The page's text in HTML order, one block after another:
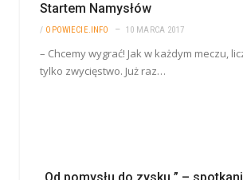
Startem Namysłów
/ OPOWIECIE.INFO 10 MARCA 2017
– Chcemy wygrać! Jak w każdym meczu,
tylko zwycięstwo. Już raz…